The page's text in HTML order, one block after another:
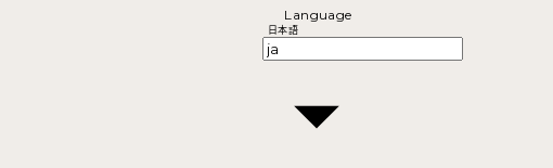
Language
日本語